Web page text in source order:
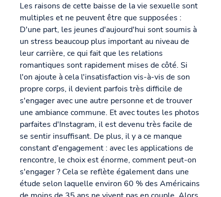
Les raisons de cette baisse de la vie sexuelle sont
multiples et ne peuvent être que supposées :
D'une part, les jeunes d'aujourd'hui sont soumis à
un stress beaucoup plus important au niveau de
leur carrière, ce qui fait que les relations
romantiques sont rapidement mises de côté. Si
l'on ajoute à cela l'insatisfaction vis-à-vis de son
propre corps, il devient parfois très difficile de
s'engager avec une autre personne et de trouver
une ambiance commune. Et avec toutes les photos
parfaites d'Instagram, il est devenu très facile de
se sentir insuffisant. De plus, il y a ce manque
constant d'engagement : avec les applications de
rencontre, le choix est énorme, comment peut-on
s'engager ? Cela se reflète également dans une
étude selon laquelle environ 60 % des Américains